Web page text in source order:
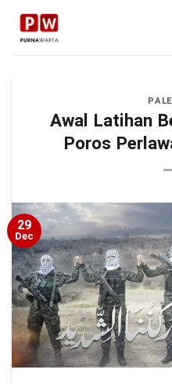
Skip
content
Awal Latihan
Poros
29
Dec